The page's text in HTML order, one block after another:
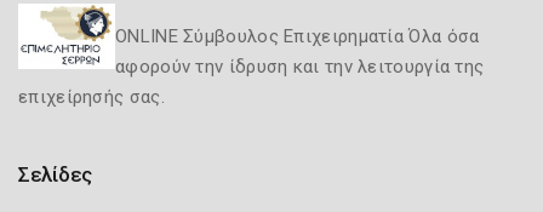
ONLINE Σύμβουλος Επιχειρηματία Όλα όσα
αφορούν την ίδρυση και την λειτουργία της
επιχείρησής σας.
Σελίδες